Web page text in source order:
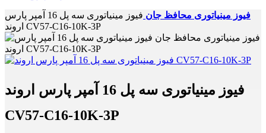
فیوز مینیاتوری محافظ جان
فیوز مینیاتوری سه پل 16 آمپر پارس
اروند CV57-C16-10K-3P
فیوز مینیاتوری سه پل 16 آمپر پارس اروند
CV57-C16-10K-3P